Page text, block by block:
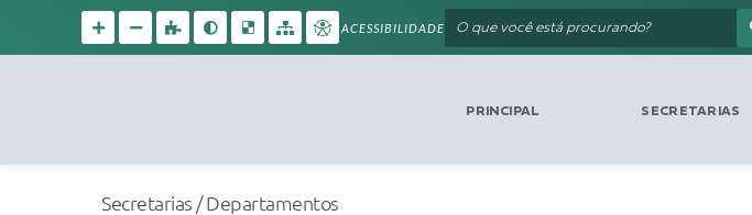
ACESSIBILIDADE
PRINCIPAL SECRETARIAS
Secretarias / Departamentos